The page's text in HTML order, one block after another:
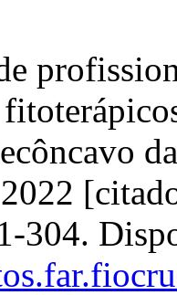
304.